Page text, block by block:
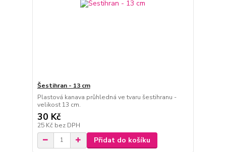
Šestihran - 13 cm
Plastová kanava průhledná ve tvaru šestihranu -
velikost 13 cm.
30 Kč
25 Kč bez DPH
Přidat do košíku